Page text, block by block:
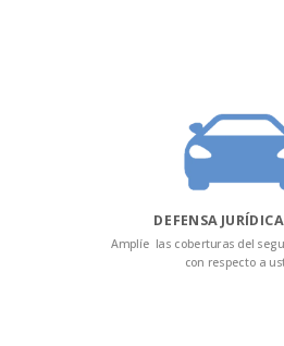
DEFENSA
Amplíe las coberturas del
con respecto a